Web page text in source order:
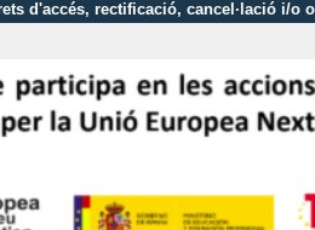
d'accés, rectificació, cancel·lació i/